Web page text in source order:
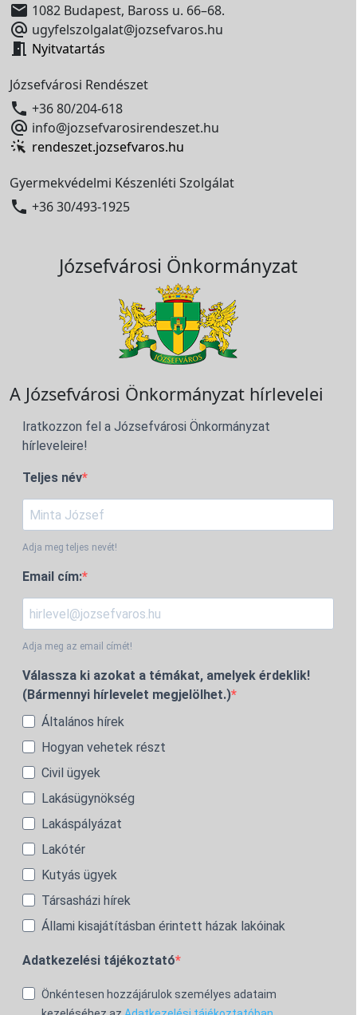
 1082 Budapest, Baross u. 66–68.
 ugyfelszolgalat@jozsefvaros.hu
 Nyitvatartás
Józsefvárosi Rendészet
 +36 80/204-618
 info@jozsefvarosirendeszet.hu
rendeszet.jozsefvaros.hu
Gyermekvédelmi Készenléti Szolgálat
 +36 30/493-1925
Józsefvárosi Önkormányzat
A Józsefvárosi Önkormányzat hírlevelei
Iratkozzon fel a Józsefvárosi Önkormányzat
hírleveleire!
Teljes név
Adja meg teljes nevét!
Email cím:
Adja meg az email címét!
Válassza ki azokat a témákat, amelyek érdeklik!
(Bármennyi hírlevelet megjelölhet.)
Általános hírek
Hogyan vehetek részt
Civil ügyek
Lakásügynökség
Lakáspályázat
Lakótér
Kutyás ügyek
Társasházi hírek
Állami kisajátításban érintett házak lakóinak
Adatkezelési tájékoztató
Önkéntesen hozzájárulok személyes adataim